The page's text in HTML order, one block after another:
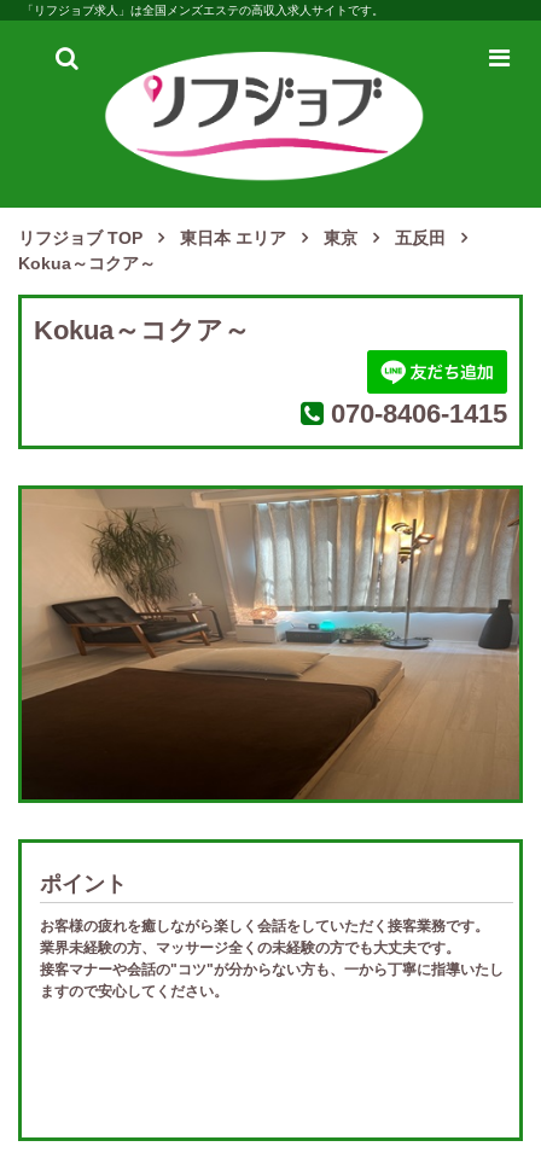
「リフジョブ求人」は全国メンズエステの高収入求人サイトです。
検
メ
リフジョブ TOP 東日本 エリア 東京
五反田
Kokua～コクア～
Kokua～コクア～
070-8406-1415
ポイント
お客様の疲れを癒しながら楽しく会話をしていただく接客業務です。
業界未経験の方、マッサージ全くの未経験の方でも大丈夫です。
接客マナーや会話の"コツ"が分からない方も、一から丁寧に指導いたし
ますので安心してください。